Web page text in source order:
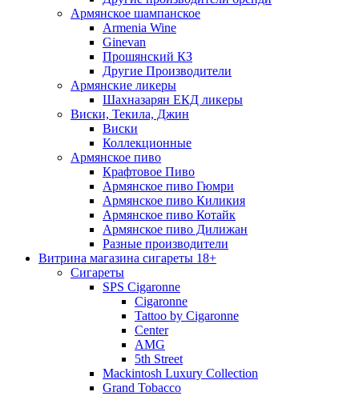
Армянское шампанское
Armenia Wine
Ginevan
Прошянский КЗ
Другие Производители
Армянские ликеры
Шахназарян ЕКД ликеры
Виски, Текила, Джин
Виски
Коллекционные
Армянское пиво
Крафтовое Пиво
Армянское пиво Гюмри
Армянское пиво Киликия
Армянское пиво Котайк
Армянское пиво Дилижан
Разные производители
Витрина магазина сигареты 18+
Cигареты
SPS Cigaronne
Сigaronne
Tattoo by Cigaronne
Center
AMG
5th Street
Mackintosh Luxury Collection
Grand Tobacco